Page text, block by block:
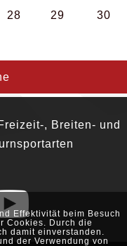
Effektivität beim Besuch
Cookies. Durch die
damit einverstanden.
der Verwendung von
28 29 30
, Breiten- und